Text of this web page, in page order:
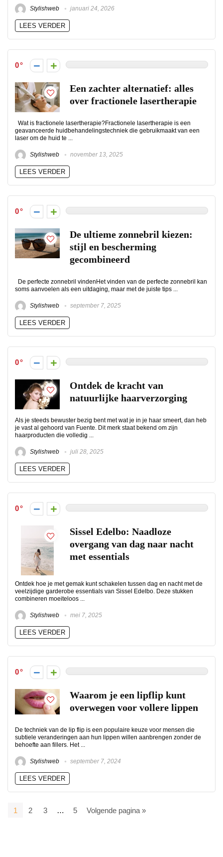
Stylishweb januari 24, 2026
LEES VERDER
0
Een zachter alternatief: alles
over fractionele lasertherapie
Wat is fractionele lasertherapie?Fractionele lasertherapie is een
geavanceerde huidbehandelingstechniek die gebruikmaakt van een
laser om de huid te ...
Stylishweb november 13, 2025
LEES VERDER
0
De ultieme zonnebril kiezen:
stijl en bescherming
gecombineerd
De perfecte zonnebril vindenHet vinden van de perfecte zonnebril kan
soms aanvoelen als een uitdaging, maar met de juiste tips ...
Stylishweb september 7, 2025
LEES VERDER
0
Ontdek de kracht van
natuurlijke haarverzorging
Als je steeds bewuster bezig bent met wat je in je haar smeert, dan heb
je vast al gehoord van Fuente. Dit merk staat bekend om zijn
haarproducten die volledig ...
Stylishweb juli 28, 2025
LEES VERDER
0
Sissel Edelbo: Naadloze
overgang van dag naar nacht
met essentials
Ontdek hoe je met gemak kunt schakelen tussen dag en nacht met de
veelzijdige garderobe essentials van Sissel Edelbo. Deze stukken
combineren moeiteloos ...
Stylishweb mei 7, 2025
LEES VERDER
0
Waarom je een lipflip kunt
overwegen voor vollere lippen
De techniek van de lip flip is een populaire keuze voor mensen die
subtiele veranderingen aan hun lippen willen aanbrengen zonder de
behoefte aan fillers. Het ...
Stylishweb september 7, 2024
LEES VERDER
1 2 3 … 5 Volgende pagina »